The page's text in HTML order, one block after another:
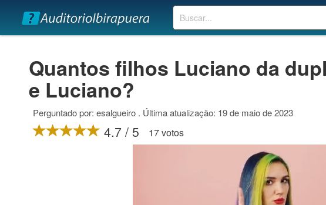
Buscar
Quantos filhos Luciano da
e Luciano?
Perguntado por: esalgueiro . Última atualização: 19 de maio de 2023
4.7 / 5 17 votos